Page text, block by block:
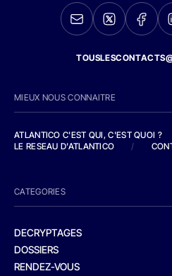
MIEUX NOUS CONNAITRE
ATLANTICO C'EST QUI, C'EST QUOI ?
LE RESEAU D'ATLANTICO
/
CATEGORIES
DECRYPTAGES
DOSSIERS
RENDEZ-VOUS